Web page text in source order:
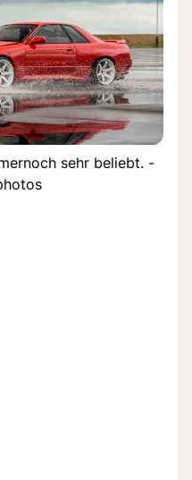
sehr beliebt. -